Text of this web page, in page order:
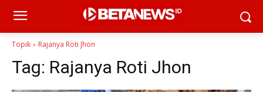
Topik Rajanya Roti Jhon
Tag: Rajanya Roti Jhon